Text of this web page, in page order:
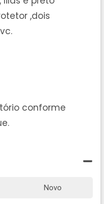
,dois
conforme
Novo